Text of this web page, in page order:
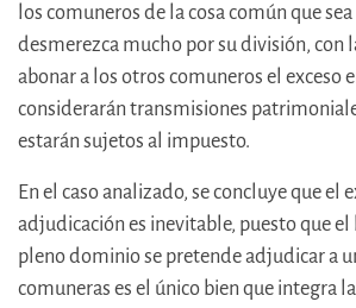
los comuneros de la cosa común que
desmerezca mucho por su división, con
abonar a los otros comuneros el exceso
considerarán transmisiones
estarán sujetos al impuesto.
En el caso analizado, se concluye que el
adjudicación es inevitable, puesto que
pleno dominio se pretende adjudicar a
comuneras es el único bien que integra